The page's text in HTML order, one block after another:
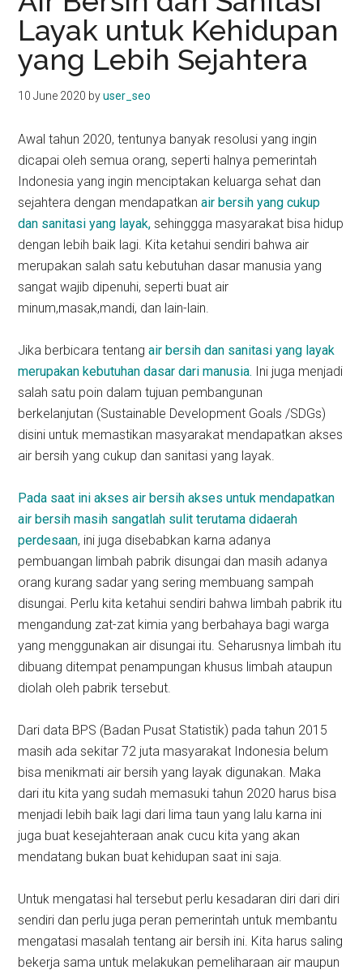
kit
indonesia
Layak untuk Kehidupan
yang Lebih Sejahtera
10 June 2020 byuser_seo
Awal tahun 2020, tentunya banyak resolusi yang ingin
dicapai oleh semua orang, seperti halnya pemerintah
Indonesia yang ingin menciptakan keluarga sehat dan
sejahtera dengan mendapatkanair bersih yang cukup
dan sanitasi yang layak, sehinggga masyarakat bisa hidup
dengan lebih baik lagi. Kita ketahui sendiri bahwa air
merupakan salah satu kebutuhan dasar manusia yang
sangat wajib dipenuhi, seperti buat air
minum,masak,mandi, dan lain-lain.
Jika berbicara tentangair bersih dan sanitasi yang layak
merupakan kebutuhan dasar dari manusia. Ini juga menjadi
salah satu poin dalam tujuan pembangunan
berkelanjutan (Sustainable Development Goals /SDGs)
disini untuk memastikan masyarakat mendapatkan akses
air bersih yang cukup dan sanitasi yang layak.
Pada saat ini akses air bersih akses untuk mendapatkan
air bersih masih sangatlah sulit terutama didaerah
perdesaan, ini juga disebabkan karna adanya
pembuangan limbah pabrik disungai dan masih adanya
orang kurang sadar yang sering membuang sampah
disungai. Perlu kita ketahui sendiri bahwa limbah pabrik itu
mengandung zat-zat kimia yang berbahaya bagi warga
yang menggunakan air disungai itu. Seharusnya limbah itu
dibuang ditempat penampungan khusus limbah ataupun
diolah oleh pabrik tersebut.
Dari data BPS (Badan Pusat Statistik) pada tahun 2015
masih ada sekitar 72 juta masyarakat Indonesia belum
bisa menikmati air bersih yang layak digunakan. Maka
dari itu kita yang sudah memasuki tahun 2020 harus bisa
menjadi lebih baik lagi dari lima taun yang lalu karna ini
juga buat kesejahteraan anak cucu kita yang akan
mendatang bukan buat kehidupan saat ini saja.
Untuk mengatasi hal tersebut perlu kesadaran diri dari diri
sendiri dan perlu juga peran pemerintah untuk membantu
mengatasi masalah tentang air bersih ini. Kita harus saling
bekerja sama untuk melakukan pemeliharaan air maupun